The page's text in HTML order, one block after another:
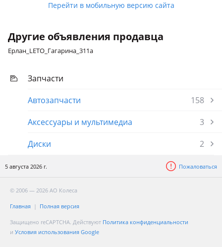
Перейти в мобильную версию сайта
Другие объявления продавца
Ерлан_LETO_Гагарина_311а
Запчасти
Автозапчасти
158
Аксессуары и мультимедиа
3
Диски
2
5 августа 2026 г. Пожаловаться
© 2006 — 2026 АО Колеса
Главная Полная версия
Защищено reCAPTCHA. Действуют Политика конфиденциальности
и Условия использования Google